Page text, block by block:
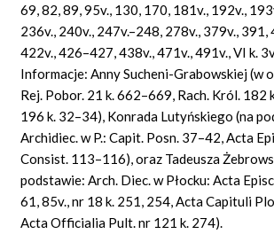
69, 82, 89, 95v., 130, 170, 181v., 192v.,
236v., 240v., 247v.–248, 278v., 379v., 391,
422v., 426–427, 438v., 471v., 491v., VI k.
Informacje: Anny Sucheni-Grabowskiej (w
Rej. Pobor. 21 k. 662–669, Rach. Król. 182
196 k. 32–34), Konrada Lutyńskiego (na
Archidiec. w P.: Capit. Posn. 37–42, Acta
Consist. 113–116), oraz Tadeusza
podstawie: Arch. Diec. w Płocku: Acta
61, 85v., nr 18 k. 251, 254, Acta Capituli
Acta Officialia Pult. nr 121 k. 274).